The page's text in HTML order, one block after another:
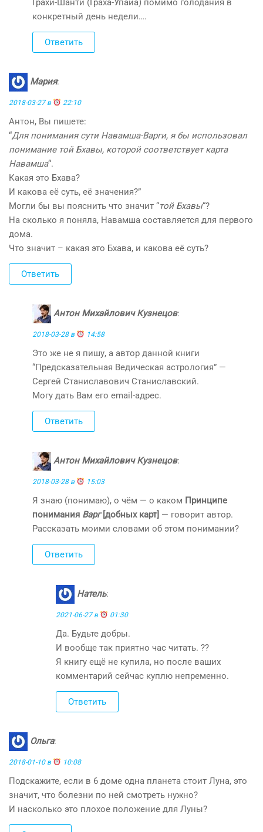
конкретный день недели….
Ответить
Мария:
2018-03-27 в 22:10
Антон, Вы пишете:
“Для понимания сути Навамша-Варги, я бы использовал
понимание той Бхавы, которой соответствует карта
Навамша“.
Какая это Бхава?
И какова её суть, её значения?”
Могли бы вы пояснить что значит “той Бхавы“?
На сколько я поняла, Навамша составляется для первого
дома.
Что значит – какая это Бхава, и какова её суть?
Ответить
Антон Михайлович Кузнецов:
2018-03-28 в 14:58
Это же не я пишу, а автор данной книги
“Предсказательная Ведическая астрология” —
Сергей Станиславович Станиславский.
Могу дать Вам его email-адрес.
Ответить
Антон Михайлович Кузнецов:
2018-03-28 в 15:03
Я знаю (понимаю), о чём — о каком Принципе
понимания Варг[добных карт] — говорит автор.
Рассказать моими словами об этом понимании?
Ответить
Натель:
2021-06-27 в 01:30
Да. Будьте добры.
И вообще так приятно час читать. ??
Я книгу ещё не купила, но после ваших
комментарий сейчас куплю непременно.
Ответить
Ольга:
2018-01-10 в 10:08
Подскажите, если в 6 доме одна планета стоит Луна, это
значит, что болезни по ней смотреть нужно?
И насколько это плохое положение для Луны?